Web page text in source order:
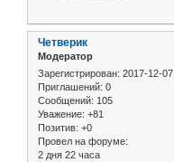
Четверик
Модератор
Зарегистрирован: 2017-12-07
Приглашений: 0
Сообщений: 105
Уважение: +81
Позитив: +0
Провел на форуме:
2 дня 22 часа